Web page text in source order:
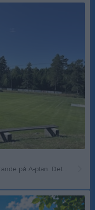
Anläggningsgruppen arbetar för närvarande på A-plan. Det ligger dukar utlagda på planen och dessa ska tills vidare ligga kvar. Detta för att få den så bra som möjligt tills höstsäsongen. Spel eller annan aktivitet på de ytor där dukarna ligger är därför inte tillåten. /Styrelsen